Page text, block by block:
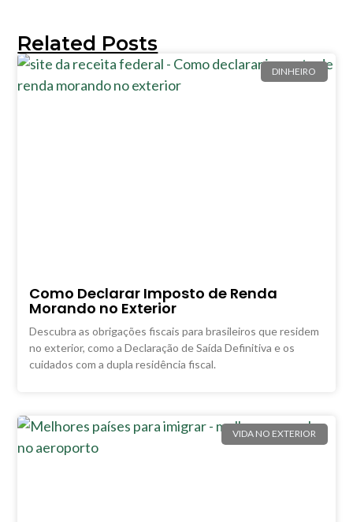
Related Posts
DINHEIRO
Como Declarar Imposto de Renda
Morando no Exterior
Descubra as obrigações fiscais para brasileiros que residem
no exterior, como a Declaração de Saída Definitiva e os
cuidados com a dupla residência fiscal.
VIDA NO EXTERIOR